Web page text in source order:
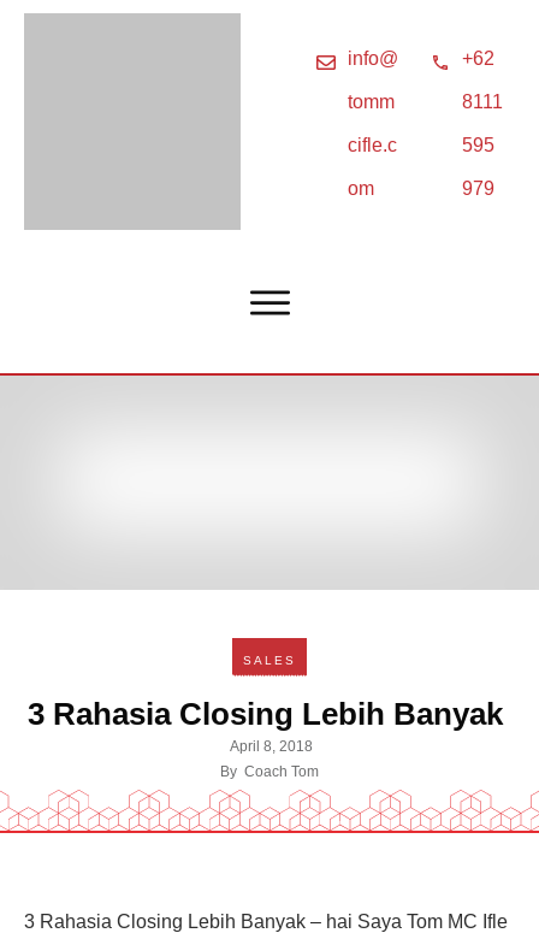
info@
tomm
cifle.c
om
+62
8111
595
979
SALES
3 Rahasia Closing Lebih Banyak
April 8, 2018
By Coach Tom
3 Rahasia Closing Lebih Banyak – hai Saya Tom MC Ifle